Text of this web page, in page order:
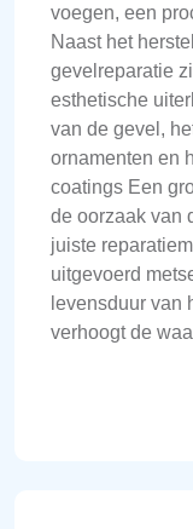
voegen, een
Naast het
gevelreparatie
esthetische
van de gevel,
ornamenten en
coatings Een
de oorzaak van
juiste
uitgevoerd
levensduur van
verhoogt de